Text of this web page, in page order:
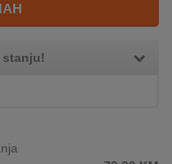
stanju!